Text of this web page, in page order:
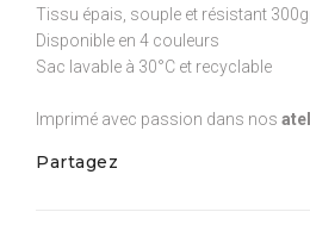
Tissu épais, souple et résistant
Disponible en 4 couleurs
Sac lavable à 30°C et recyclable
Imprimé avec passion dans nos
Partagez